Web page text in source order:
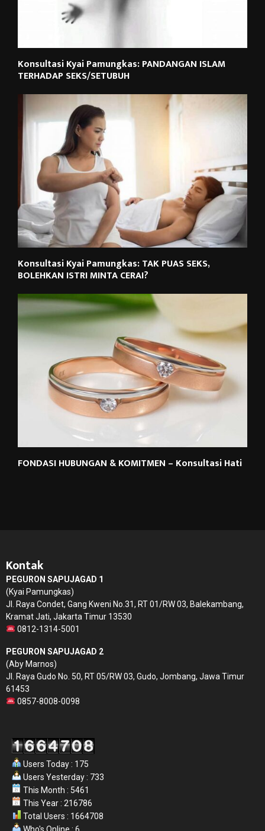
Konsultasi Kyai Pamungkas: PANDANGAN ISLAM
TERHADAP SEKS/SETUBUH
Konsultasi Kyai Pamungkas: TAK PUAS SEKS,
BOLEHKAN ISTRI MINTA CERAI?
FONDASI HUBUNGAN & KOMITMEN – Konsultasi Hati
Kontak
PEGURON SAPUJAGAD 1
(Kyai Pamungkas)
Jl. Raya Condet, Gang Kweni No.31, RT 01/RW 03, Balekambang,
Kramat Jati, Jakarta Timur 13530
0812-1314-5001
PEGURON SAPUJAGAD 2
(Aby Marnos)
Jl. Raya Gudo No. 50, RT 05/RW 03, Gudo, Jombang, Jawa Timur
61453
0857-8008-0098
Users Today : 175
Users Yesterday : 733
This Month : 5461
This Year : 216786
Total Users : 1664708
Who's Online : 6